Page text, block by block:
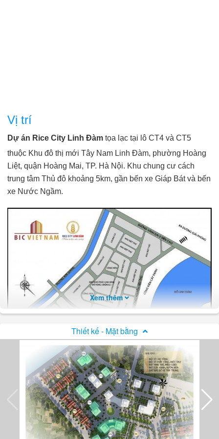
Vị trí
Dự án Rice City Linh Đàm tọa lạc tại lô CT4 và CT5
thuộc Khu đô thị mới Tây Nam Linh Đàm, phường Hoàng
Liệt, quận Hoàng Mai, TP. Hà Nội. Khu chung cư cách
trung tâm Thủ đô khoảng 5km, gần bến xe Giáp Bát và bến
xe Nước Ngầm.
Vị trí dự án Rice City Linh Đàm
Từ nhà ở xã hội Rice City Linh Đàm, bạn đi ra đường cao
Xem thêm
Thiết kế - Mặt bằng